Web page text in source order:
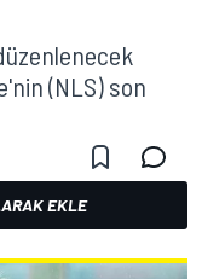
(NLS) son
EKLE